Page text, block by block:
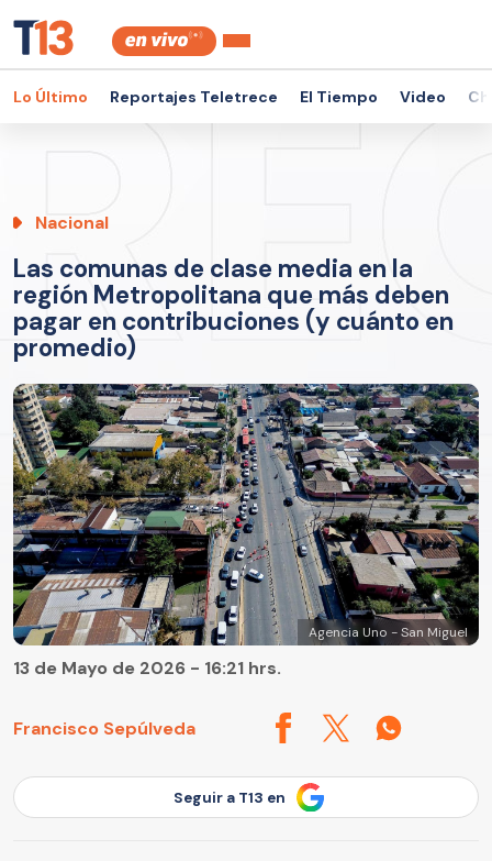
Lo Último Reportajes Teletrece El Tiempo Video
Nacional
Las comunas de clase media en la
región Metropolitana que más deben
pagar en contribuciones (y cuánto en
promedio)
Agencia Uno - San Miguel
Francisco Sepúlveda
13 de Mayo de 2026 - 16:21 hrs.
Seguir a T13 en